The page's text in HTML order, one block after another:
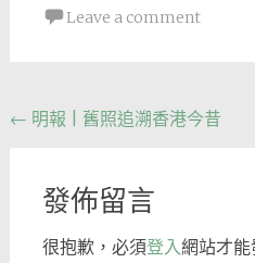
Leave a comment
Post
← 明報 | 舊照追溯香港今昔
發佈留言
很抱歉，必須登入網站才能